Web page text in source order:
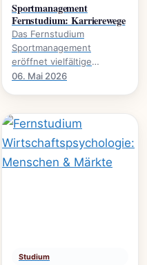
Sportmanagement
Fernstudium: Karrierewege
Das Fernstudium
Sportmanagement
eröffnet vielfältige
Karrierewege im
und welche.
06. Mai 2026
Studium